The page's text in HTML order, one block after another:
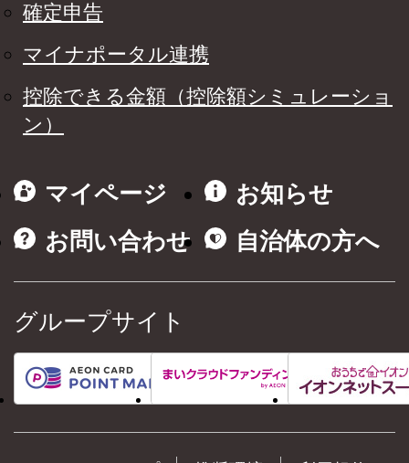
確定申告
マイナポータル連携
控除できる金額（控除額シミュレーショ
ン）
マイページ
お知らせ
お問い合わせ
自治体の方へ
グループサイト